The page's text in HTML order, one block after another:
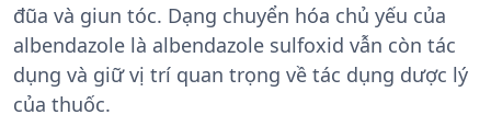
đũa và giun tóc. Dạng chuyển hóa chủ yếu của
albendazole là albendazole sulfoxid vẫn còn tác
dụng và giữ vị trí quan trọng về tác dụng dược lý
của thuốc.